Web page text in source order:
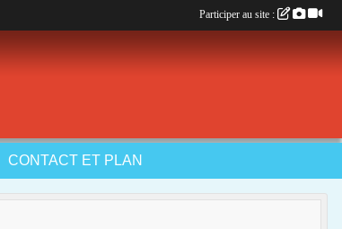
CONTACT ET PLAN
Participer au site :